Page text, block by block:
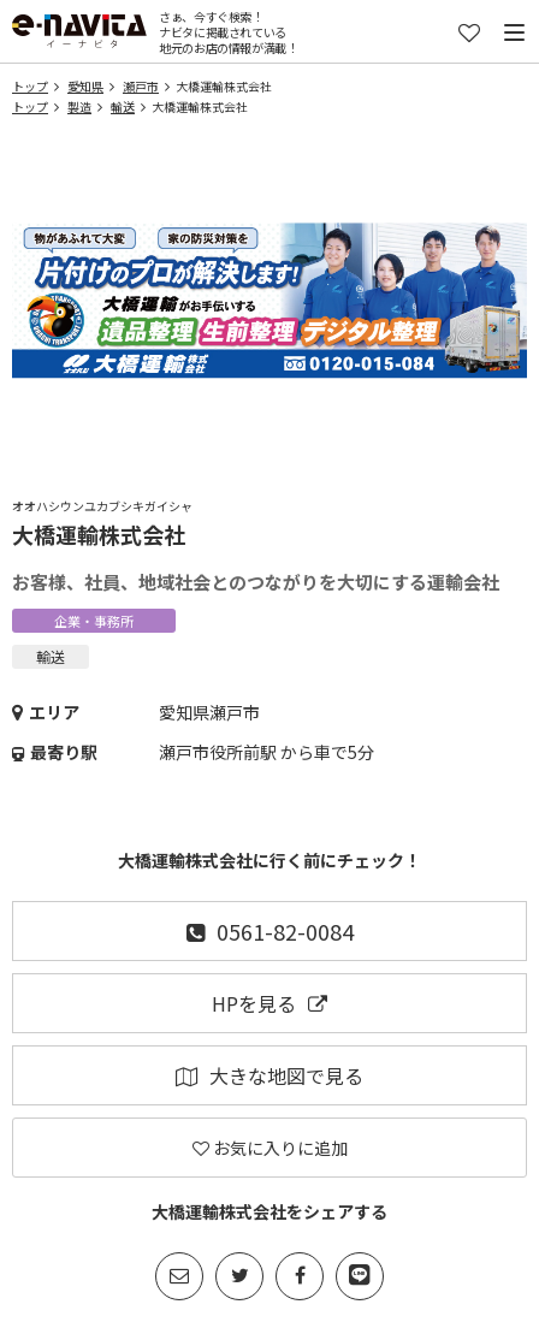
さぁ、今すぐ検索！
ナビタに掲載されている
地元のお店の情報が満載！
トップ 愛知県 瀬戸市
大橋運輸株式会社
トップ
製造 輸送 大橋運輸株式会社
オオハシウンユカブシキガイシャ
大橋運輸株式会社
お客様、社員、地域社会とのつながりを大切にする運輸会社
企業・事務所
輸送
エリア
愛知県瀬戸市
最寄り駅
瀬戸市役所前駅 から車で5分
大橋運輸株式会社に行く前にチェック！
0561-82-0084
HPを見る
大きな地図で見る
お気に入りに追加
大橋運輸株式会社をシェアする